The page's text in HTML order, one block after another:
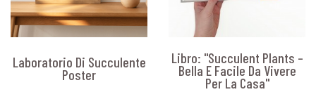
Laboratorio Di Succulente
Poster
Libro: "Succulent Plants –
Bella E Facile Da Vivere
Per La Casa"